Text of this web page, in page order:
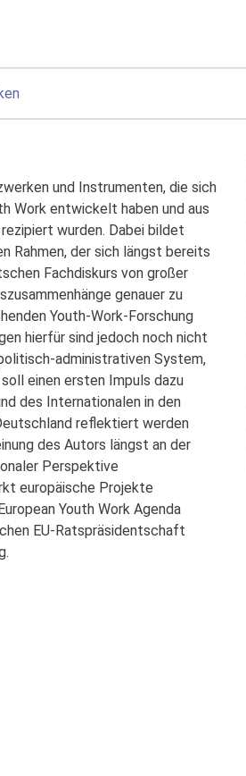
und Instrumenten, die sich
Work entwickelt haben und aus
wurden. Dabei bildet
Rahmen, der sich längst bereits
Fachdiskurs von großer
genauer zu
Youth-Work-Forschung
hierfür sind jedoch noch nicht
administrativen System,
einen ersten Impuls dazu
des Internationalen in den
reflektiert werden
des Autors längst an der
Perspektive
europäische Projekte
Youth Work Agenda
EU-Ratspräsidentschaft